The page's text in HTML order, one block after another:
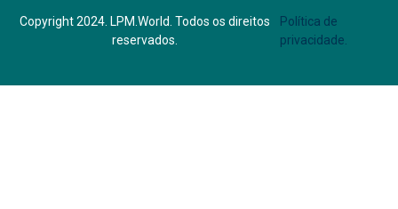
Copyright 2024. LPM.World. Todos os direitos
reservados.
Política de
privacidade.